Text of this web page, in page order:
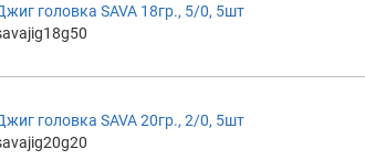
головка SAVA 18гр., 5/0, 5шт
головка SAVA 20гр., 2/0, 5шт